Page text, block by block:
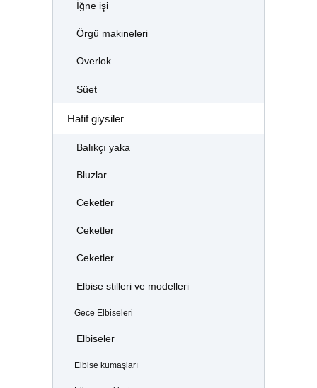
İğne işi
Örgü makineleri
Overlok
Süet
Hafif giysiler
Balıkçı yaka
Bluzlar
Ceketler
Ceketler
Ceketler
Elbise stilleri ve modelleri
Gece Elbiseleri
Elbiseler
Elbise kumaşları